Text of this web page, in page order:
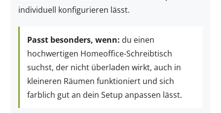
individuell konfigurieren lässt.
Passt besonders, wenn: du einen
hochwertigen Homeoffice-Schreibtisch
suchst, der nicht überladen wirkt, auch in
kleineren Räumen funktioniert und sich
farblich gut an dein Setup anpassen lässt.